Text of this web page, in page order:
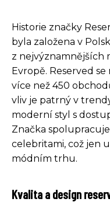
Historie značky
byla založena v
z nejvýznamnějších
Evropě. Reserved
více než 450
vliv je patrný v
moderní styl s
Značka
celebritami, což jen
módním trhu.
Kvalita a design